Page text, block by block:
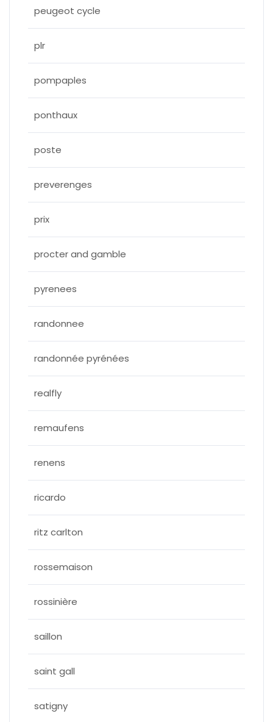
peugeot cycle
plr
pompaples
ponthaux
poste
preverenges
prix
procter and gamble
pyrenees
randonnee
randonnée pyrénées
realfly
remaufens
renens
ricardo
ritz carlton
rossemaison
rossinière
saillon
saint gall
satigny